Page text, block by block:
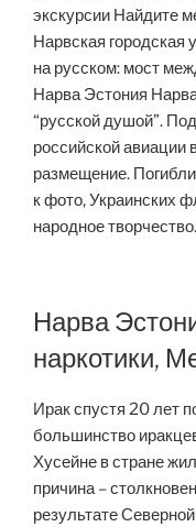
экскурсии Найдите
Нарвская
на русском: мост
Нарва Эстония
“русской душой”.
российской
размещение.
к фото, Украинских
народное творчество.
Нарва
наркотики,
Ирак спустя 20 лет
большинство
Хусейне в стране
причина –
результате